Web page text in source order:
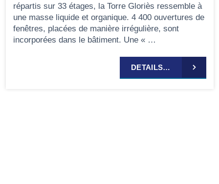
répartis sur 33 étages, la Torre Gloriès ressemble à
une masse liquide et organique. 4 400 ouvertures de
fenêtres, placées de manière irrégulière, sont
incorporées dans le bâtiment. Une « …
DETAILS…